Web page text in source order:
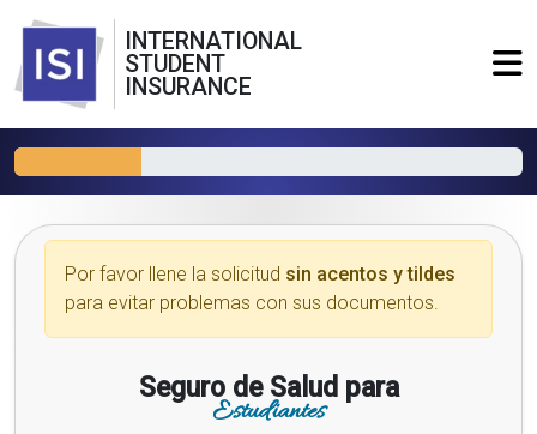
INTERNATIONAL
STUDENT
INSURANCE
Por favor llene la solicitud sin acentos y tildes
para evitar problemas con sus documentos.
Seguro de Salud para
Estudiantes